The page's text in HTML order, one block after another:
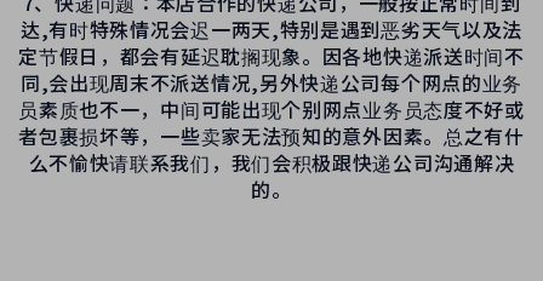
达,有时特殊情况会迟一两天,特别是遇到恶劣天气以及法
定节假日，都会有延迟耽搁现象。因各地快递派送时间不
同,会出现周末不派送情况,另外快递公司每个网点的业务
员素质也不一，中间可能出现个别网点业务员态度不好或
者包裹损坏等，一些卖家无法预知的意外因素。总之有什
么不愉快请联系我们，我们会积极跟快递公司沟通解决
的。